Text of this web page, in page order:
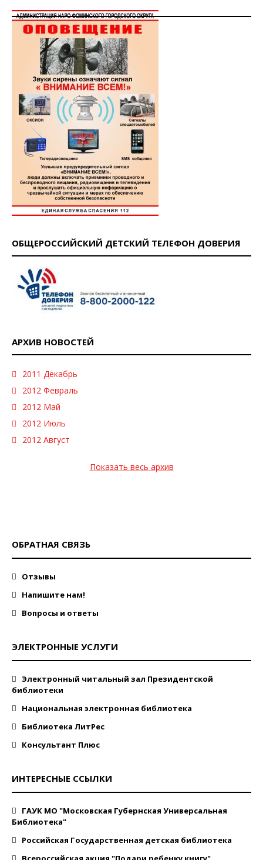
ОБЩЕРОССИЙСКИЙ ДЕТСКИЙ ТЕЛЕФОН ДОВЕРИЯ
АРХИВ НОВОСТЕЙ
2011 Декабрь
2012 Февраль
2012 Май
2012 Июль
2012 Август
Показать весь архив
ОБРАТНАЯ СВЯЗЬ
Отзывы
Напишите нам!
Вопросы и ответы
ЭЛЕКТРОННЫЕ УСЛУГИ
Электронный читальный зал Президентской
библиотеки
Национальная электронная библиотека
Библиотека ЛитРес
Консультант Плюс
ИНТЕРЕСНЫЕ ССЫЛКИ
ГАУК МО "Московская Губернская Универсальная
Библиотека"
Российская Государственная детская библиотека